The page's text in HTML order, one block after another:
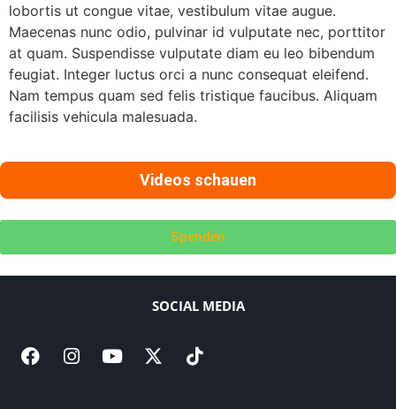
lobortis ut congue vitae, vestibulum vitae augue.
Maecenas nunc odio, pulvinar id vulputate nec, porttitor
at quam. Suspendisse vulputate diam eu leo bibendum
feugiat. Integer luctus orci a nunc consequat eleifend.
Nam tempus quam sed felis tristique faucibus. Aliquam
facilisis vehicula malesuada.
Videos schauen
Spenden
SOCIAL MEDIA